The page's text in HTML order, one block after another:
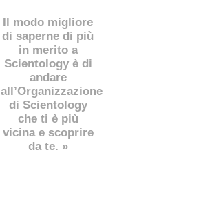
Il modo migliore
di saperne di più
in merito a
Scientology è di
andare
all’Organizzazione
di Scientology
che ti è più
vicina e scoprire
da te. »